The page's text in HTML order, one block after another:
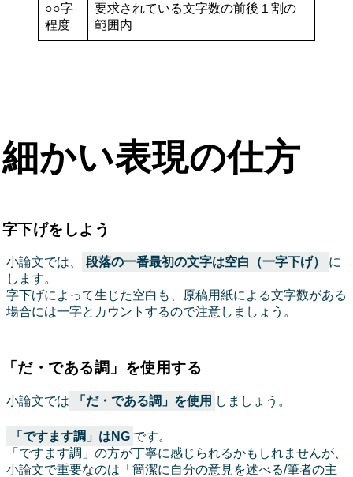
○○字
程度
要求されている文字数の前後１割の
範囲内
細かい表現の仕方
字下げをしよう
小論文では、 段落の一番最初の文字は空白（一字下げ）
に
します。
字下げによって生じた空白も、原稿用紙による文字数がある
場合には一字とカウントするので注意しましょう。
「だ・である調」を使用する
小論文では 「だ・である調」を使用 しましょう。
「ですます調」はNG です。
「ですます調」の方が丁寧に感じられるかもしれませんが、
小論文で重要なのは「簡潔に自分の意見を述べる/筆者の主